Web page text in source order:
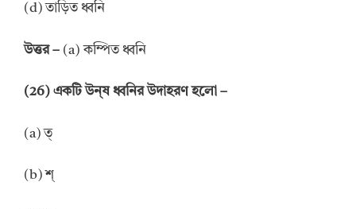
(d) তাড়িত ধ্বনি
উত্তর – (a) কম্পিত ধ্বনি
(26) একটি উন্ষ ধ্বনির উদাহরণ হলো –
(a) ত্
(b) শ্